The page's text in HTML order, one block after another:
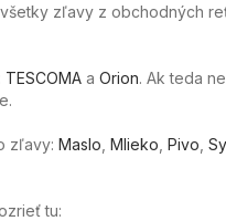
zľavy z obchodných
TESCOMA a Orion. Ak teda
zľavy: Maslo Mlieko Pivo
tu: